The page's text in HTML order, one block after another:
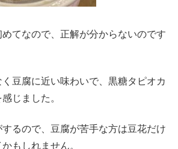
てなので、正解が分からないのです
豆腐に近い味わいで、黒糖タピオカ
じました。
るので、豆腐が苦手な方は豆花だけ
もしれません。